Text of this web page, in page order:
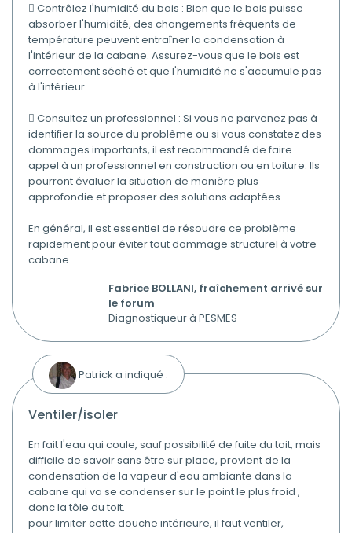
 Contrôlez l'humidité du bois : Bien que le bois puisse
absorber l'humidité, des changements fréquents de
température peuvent entraîner la condensation à
l'intérieur de la cabane. Assurez-vous que le bois est
correctement séché et que l'humidité ne s'accumule pas
à l'intérieur.
 Consultez un professionnel : Si vous ne parvenez pas à
identifier la source du problème ou si vous constatez des
dommages importants, il est recommandé de faire
appel à un professionnel en construction ou en toiture. Ils
pourront évaluer la situation de manière plus
approfondie et proposer des solutions adaptées.
En général, il est essentiel de résoudre ce problème
rapidement pour éviter tout dommage structurel à votre
cabane.
Fabrice BOLLANI, fraîchement arrivé sur
le forum
Diagnostiqueur à PESMES
Patrick a indiqué :
ventiler/isoler
En fait l'eau qui coule, sauf possibilité de fuite du toit, mais
difficile de savoir sans être sur place, provient de la
condensation de la vapeur d'eau ambiante dans la
cabane qui va se condenser sur le point le plus froid ,
donc la tôle du toit.
pour limiter cette douche intérieure, il faut ventiler,